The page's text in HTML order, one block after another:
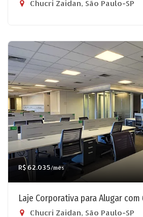
Chucri Zaidan, São Paulo-SP
R$ 62.035/mês
Laje Corporativa para Alugar com
Chucri Zaidan, São Paulo-SP